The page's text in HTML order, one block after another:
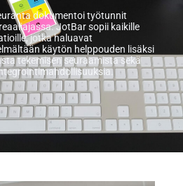
dokumentoi työtunnit
JotBar sopii kaikille
jotka haluavat
käytön helppouden lisäksi
tekemisen seuraamista sekä